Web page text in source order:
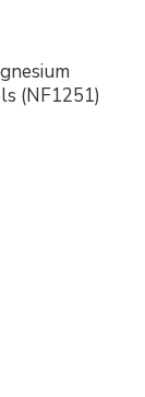
(NF1251)